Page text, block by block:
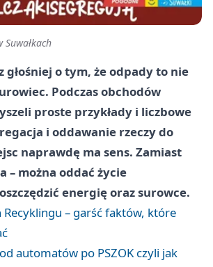
Suwałkach
głośniej o tym, że odpady to nie
Podczas obchodów
proste przykłady i liczbowe
i oddawanie rzeczy do
naprawdę ma sens. Zamiast
– można oddać życie
energię oraz surowce.
Recyklingu – garść faktów, które
automatów po PSZOK czyli jak